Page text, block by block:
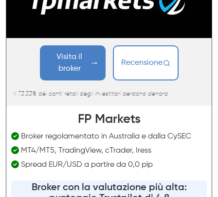
Visita il
broker
Recensione
Il 73,33% dei conti retail degli investitori perdono denaro
FP Markets
Broker regolamentato in Australia e dalla CySEC
MT4/MT5, TradingView, cTrader, Iress
Spread EUR/USD a partire da 0,0 pip
Broker con la valutazione più alta: